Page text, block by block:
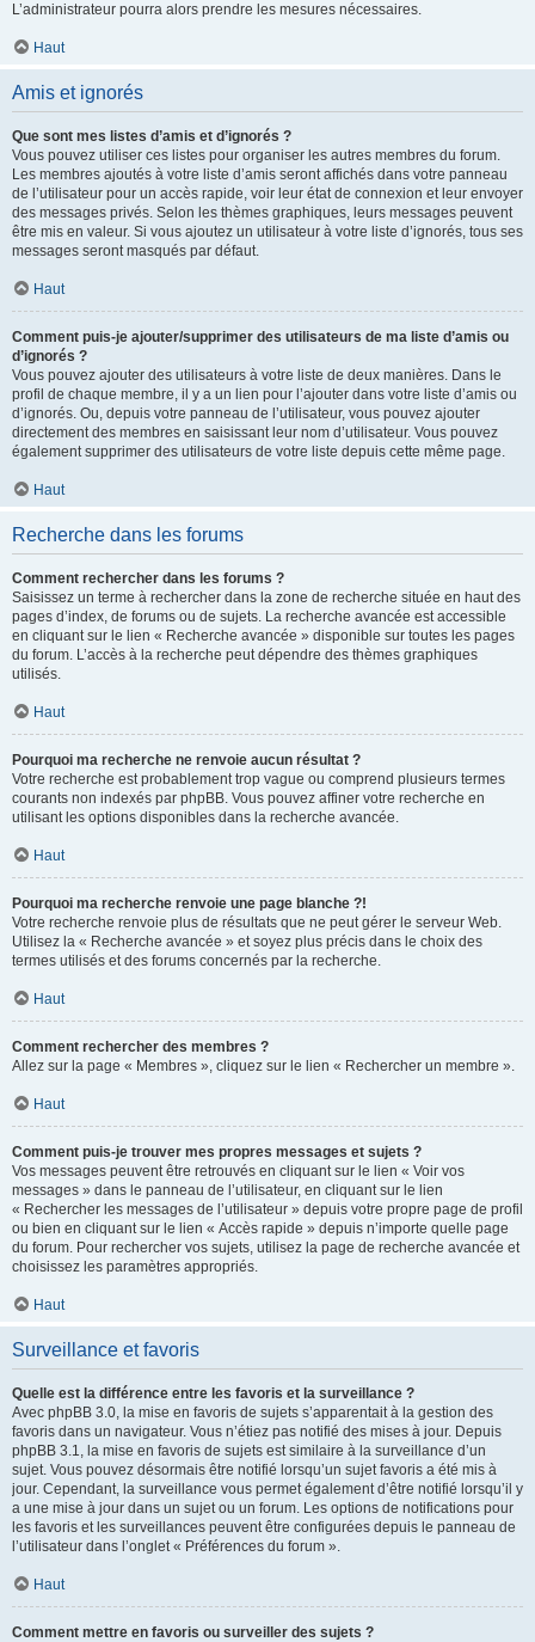
L’administrateur pourra alors prendre les mesures nécessaires.
Haut
Amis et ignorés
Que sont mes listes d’amis et d’ignorés ?
Vous pouvez utiliser ces listes pour organiser les autres membres du forum.
Les membres ajoutés à votre liste d’amis seront affichés dans votre panneau
de l’utilisateur pour un accès rapide, voir leur état de connexion et leur envoyer
des messages privés. Selon les thèmes graphiques, leurs messages peuvent
être mis en valeur. Si vous ajoutez un utilisateur à votre liste d’ignorés, tous ses
messages seront masqués par défaut.
Haut
Comment puis-je ajouter/supprimer des utilisateurs de ma liste d’amis ou
d’ignorés ?
Vous pouvez ajouter des utilisateurs à votre liste de deux manières. Dans le
profil de chaque membre, il y a un lien pour l’ajouter dans votre liste d’amis ou
d’ignorés. Ou, depuis votre panneau de l’utilisateur, vous pouvez ajouter
directement des membres en saisissant leur nom d’utilisateur. Vous pouvez
également supprimer des utilisateurs de votre liste depuis cette même page.
Haut
Recherche dans les forums
Comment rechercher dans les forums ?
Saisissez un terme à rechercher dans la zone de recherche située en haut des
pages d’index, de forums ou de sujets. La recherche avancée est accessible
en cliquant sur le lien « Recherche avancée » disponible sur toutes les pages
du forum. L’accès à la recherche peut dépendre des thèmes graphiques
utilisés.
Haut
Pourquoi ma recherche ne renvoie aucun résultat ?
Votre recherche est probablement trop vague ou comprend plusieurs termes
courants non indexés par phpBB. Vous pouvez affiner votre recherche en
utilisant les options disponibles dans la recherche avancée.
Haut
Pourquoi ma recherche renvoie une page blanche ?!
Votre recherche renvoie plus de résultats que ne peut gérer le serveur Web.
Utilisez la « Recherche avancée » et soyez plus précis dans le choix des
termes utilisés et des forums concernés par la recherche.
Haut
Comment rechercher des membres ?
Allez sur la page « Membres », cliquez sur le lien « Rechercher un membre ».
Haut
Comment puis-je trouver mes propres messages et sujets ?
Vos messages peuvent être retrouvés en cliquant sur le lien « Voir vos
messages » dans le panneau de l’utilisateur, en cliquant sur le lien
« Rechercher les messages de l’utilisateur » depuis votre propre page de profil
ou bien en cliquant sur le lien « Accès rapide » depuis n’importe quelle page
du forum. Pour rechercher vos sujets, utilisez la page de recherche avancée et
choisissez les paramètres appropriés.
Haut
Surveillance et favoris
Quelle est la différence entre les favoris et la surveillance ?
Avec phpBB 3.0, la mise en favoris de sujets s’apparentait à la gestion des
favoris dans un navigateur. Vous n’étiez pas notifié des mises à jour. Depuis
phpBB 3.1, la mise en favoris de sujets est similaire à la surveillance d’un
sujet. Vous pouvez désormais être notifié lorsqu’un sujet favoris a été mis à
jour. Cependant, la surveillance vous permet également d’être notifié lorsqu’il y
a une mise à jour dans un sujet ou un forum. Les options de notifications pour
les favoris et les surveillances peuvent être configurées depuis le panneau de
l’utilisateur dans l’onglet « Préférences du forum ».
Haut
Comment mettre en favoris ou surveiller des sujets ?